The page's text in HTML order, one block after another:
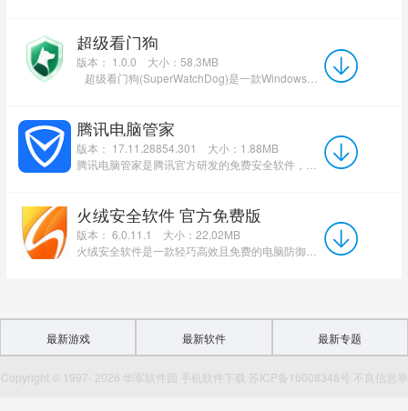
超级看门狗
版本： 1.0.0
大小：58.3MB
超级看门狗(SuperWatchDog)是一款Windows本地隐私保护工具，适用于办公室、家庭及共享空间等使...
腾讯电脑管家
版本： 17.11.28854.301
大小：1.88MB
火绒安全软件 官方免费版
版本： 6.0.11.1
大小：22.02MB
最新游戏 最新软件 最新专题
Copyright © 1997- 2026 华军软件园 手机软件下载 苏ICP备16008348号 不良信息举